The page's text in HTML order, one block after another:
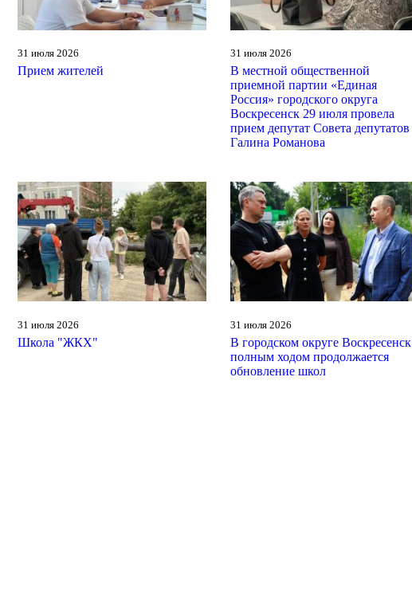
31 июля 2026
Прием жителей
31 июля 2026
В местной общественной
приемной партии «Единая
Россия» городского округа
Воскресенск 29 июля провела
прием депутат Совета депутатов
Галина Романова
31 июля 2026
Школа "ЖКХ"
31 июля 2026
В городском округе Воскресенск
полным ходом продолжается
обновление школ